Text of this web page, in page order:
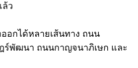
ล้ว
อกได้หลายเส้นทาง ถนน
ร์พัฒนา ถนนกาญจนาภิเษก และ